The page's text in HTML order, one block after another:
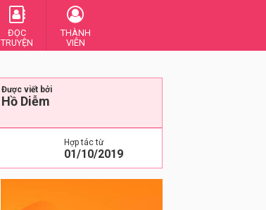
ĐỌC
TRUYỆN
THÀNH
VIÊN
Được viết bởi
Hồ Diễm
Hợp tác từ
01/10/2019